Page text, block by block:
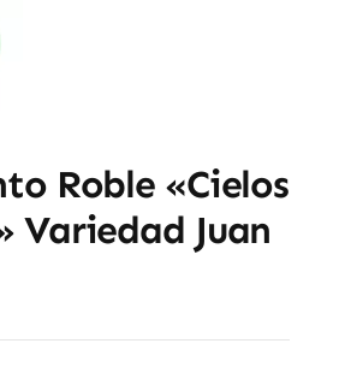
Roble «Cielos
Variedad Juan